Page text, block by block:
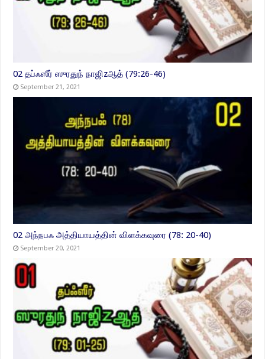
02 தப்ஃஸீர் ஸுரதுந் நாஜிzஆத் (79:26-46)
September 21, 2021
02 அந்நபஃ அத்தியாயத்தின் விளக்கவுரை (78: 20-40)
September 20, 2021